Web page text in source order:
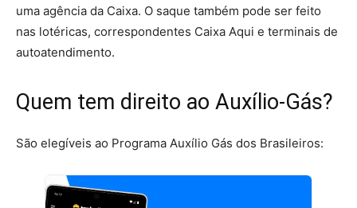
uma agência da Caixa. O saque também pode ser feito
nas lotéricas, correspondentes Caixa Aqui e terminais de
autoatendimento.
Quem tem direito ao Auxílio-Gás?
São elegíveis ao Programa Auxílio Gás dos Brasileiros: